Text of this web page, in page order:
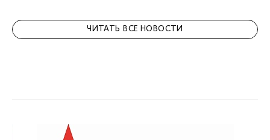
ЧИТАТЬ ВСЕ НОВОСТИ